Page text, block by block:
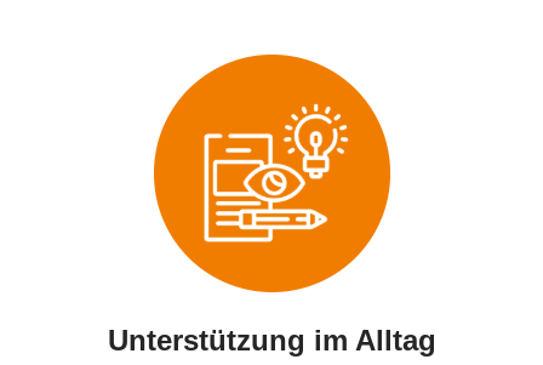
Unterstützung im Alltag